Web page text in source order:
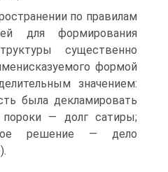
по правилам
для формирования
существенно
формой
значением:
была декламировать
— долг сатиры;
решение — дело